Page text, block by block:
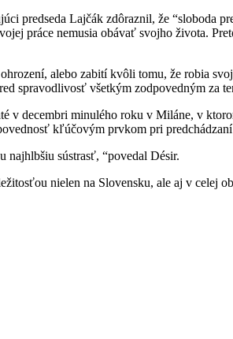
predseda Lajčák zdôraznil, že “sloboda
práce nemusia obávať svojho života.
alebo zabití kvôli tomu, že robia
spravodlivosť všetkým zodpovedným za
v decembri minulého roku v Miláne, v
kľúčovým prvkom pri
sústrasť, “povedal Désir.
nielen na Slovensku, ale aj v celej